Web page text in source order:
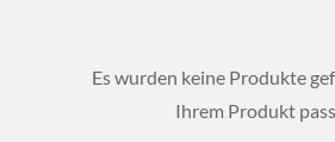
Es wurden keine Produkte
Ihrem Produkt